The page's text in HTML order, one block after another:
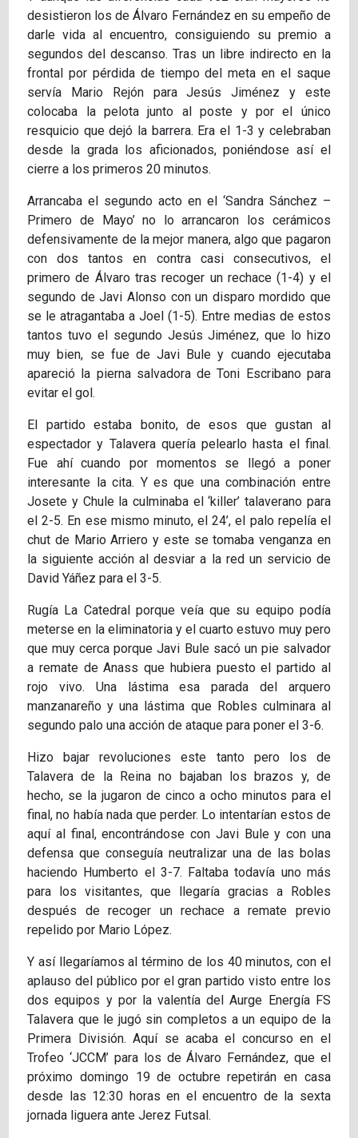
desistieron los de Álvaro Fernández en su empeño de
darle vida al encuentro, consiguiendo su premio a
segundos del descanso. Tras un libre indirecto en la
frontal por pérdida de tiempo del meta en el saque
servía Mario Rejón para Jesús Jiménez y este
colocaba la pelota junto al poste y por el único
resquicio que dejó la barrera. Era el 1-3 y celebraban
desde la grada los aficionados, poniéndose así el
cierre a los primeros 20 minutos.
Arrancaba el segundo acto en el ‘Sandra Sánchez –
Primero de Mayo’ no lo arrancaron los cerámicos
defensivamente de la mejor manera, algo que pagaron
con dos tantos en contra casi consecutivos, el
primero de Álvaro tras recoger un rechace (1-4) y el
segundo de Javi Alonso con un disparo mordido que
se le atragantaba a Joel (1-5). Entre medias de estos
tantos tuvo el segundo Jesús Jiménez, que lo hizo
muy bien, se fue de Javi Bule y cuando ejecutaba
apareció la pierna salvadora de Toni Escribano para
evitar el gol.
El partido estaba bonito, de esos que gustan al
espectador y Talavera quería pelearlo hasta el final.
Fue ahí cuando por momentos se llegó a poner
interesante la cita. Y es que una combinación entre
Josete y Chule la culminaba el ‘killer’ talaverano para
el 2-5. En ese mismo minuto, el 24’, el palo repelía el
chut de Mario Arriero y este se tomaba venganza en
la siguiente acción al desviar a la red un servicio de
David Yáñez para el 3-5.
Rugía La Catedral porque veía que su equipo podía
meterse en la eliminatoria y el cuarto estuvo muy pero
que muy cerca porque Javi Bule sacó un pie salvador
a remate de Anass que hubiera puesto el partido al
rojo vivo. Una lástima esa parada del arquero
manzanareño y una lástima que Robles culminara al
segundo palo una acción de ataque para poner el 3-6.
Hizo bajar revoluciones este tanto pero los de
Talavera de la Reina no bajaban los brazos y, de
hecho, se la jugaron de cinco a ocho minutos para el
final, no había nada que perder. Lo intentarían estos de
aquí al final, encontrándose con Javi Bule y con una
defensa que conseguía neutralizar una de las bolas
haciendo Humberto el 3-7. Faltaba todavía uno más
para los visitantes, que llegaría gracias a Robles
después de recoger un rechace a remate previo
repelido por Mario López.
Y así llegaríamos al término de los 40 minutos, con el
aplauso del público por el gran partido visto entre los
dos equipos y por la valentía del Aurge Energía FS
Talavera que le jugó sin completos a un equipo de la
Primera División. Aquí se acaba el concurso en el
Trofeo ‘JCCM’ para los de Álvaro Fernández, que el
próximo domingo 19 de octubre repetirán en casa
desde las 12:30 horas en el encuentro de la sexta
jornada liguera ante Jerez Futsal.